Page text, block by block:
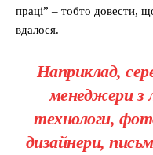
праці” – тобто довести,
вдалося.
Наприклад,
менеджери з
технологи,
дизайнери,